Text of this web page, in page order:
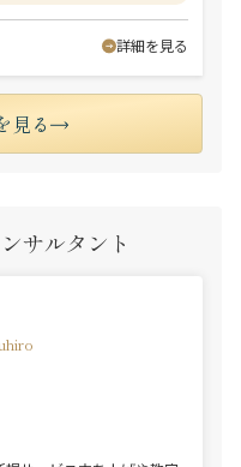
詳細を見る
見る
サルタント